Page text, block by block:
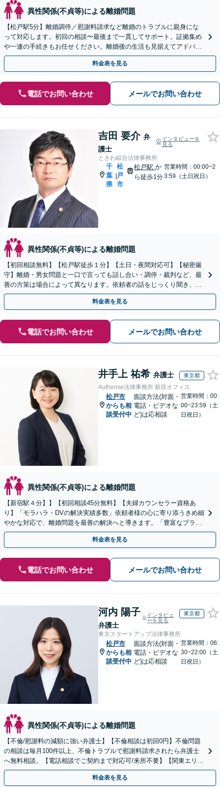
異性関係(不貞等)による離婚問題
【松戸駅5分】離婚調停／慰謝料請求など離婚のトラブルに親身にな
って対応します。初回の相談〜最後まで一貫してサポート。証拠集め
や一連の手続きもお任せください。離婚後の生活も見据えてアドバイ
スいたします。【初回相談無料】【夜間・休日相談可能】
料金表を見る
電話でお問い合わせ メールでお問い合わせ
吉田 要介 弁
護士
インタビューを
見る
ときわ綜合法律事務所
千
葉
県
|
松
戸
市
松戸駅か
ら徒歩1分
営業時間：00:00~2
3:59（土日祝日）
異性関係(不貞等)による離婚問題
【初回相談無料】【松戸駅徒歩１分】【土日・夜間対応可】【秘密厳
守】離婚・男女問題と一口で言っても話し合い・調停・裁判など、最
善の方策は場合によって異なります。依頼者の話をじっくり聞き、よ
り良い再出発を迎えるために全力を尽くします。
料金表を見る
電話でお問い合わせ メールでお問い合わせ
井手上 祐希 弁護士 東京都
Authense法律事務所 新宿オフィス
松戸市
からも相
談受付中
面談方法(対面・
電話・ビデオな
ど)は応相談
営業時間：00:
00~23:59（土
日祝日）
異性関係(不貞等)による離婚問題
【新宿駅４分】】【初回相談45分無料】【夫婦カウンセラー資格あ
り】「モラハラ・DVの解決実績多数」依頼者様の心に寄り添うきめ細
やかな対応で、離婚問題を最善の解決へと導きます。「豊富なプラン
で一人一人に最適なサポートを提案」【ビデオ面談可】
料金表を見る
電話でお問い合わせ メールでお問い合わせ
河内 陽子
弁護士
インタビュ
ーを見る
東京都
東京スタートアップ法律事務所
松戸市
からも相
談受付中
面談方法(対面・
電話・ビデオな
ど)は応相談
営業時間：06:
30~22:00（土
日祝日）
異性関係(不貞等)による離婚問題
【不倫/慰謝料の減額に強い弁護士】【不倫相談は初回0円】不倫問題
の相談は毎月100件以上、不倫トラブルで慰謝料請求されたら弁護士
へ無料相談。【電話相談でご契約まで対応可/来所不要】【関東エリア
対応】
料金表を見る